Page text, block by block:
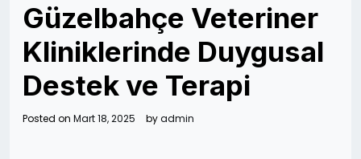
Güzelbahçe Veteriner
Kliniklerinde Duygusal
Destek ve Terapi
Posted on Mart 18, 2025 byadmin